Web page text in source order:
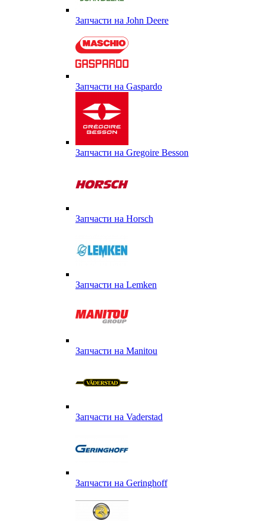
Запчасти на John Deere
Запчасти на Gaspardo
Запчасти на Gregoire Besson
Запчасти на Horsch
Запчасти на Lemken
Запчасти на Manitou
Запчасти на Vaderstad
Запчасти на Geringhoff